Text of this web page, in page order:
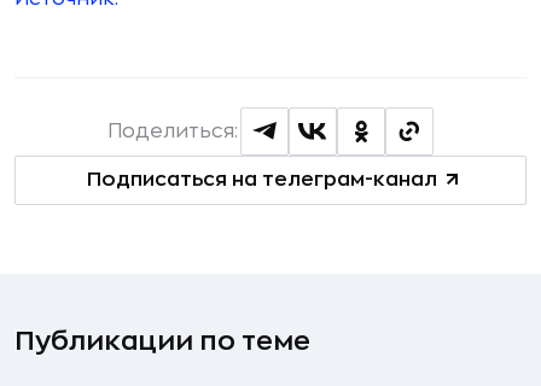
Подписаться на телеграм-канал
Поделиться:
Публикации по теме